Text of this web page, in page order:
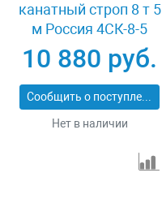
канатный строп 8 т 5
м Россия 4СК-8-5
10 880 руб.
Сообщить о поступлении
Нет в наличии